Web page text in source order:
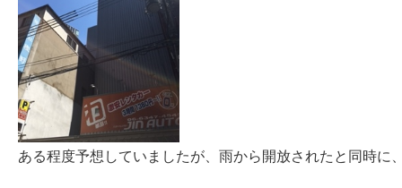
ある程度予想していましたが、雨から開放されたと同時に